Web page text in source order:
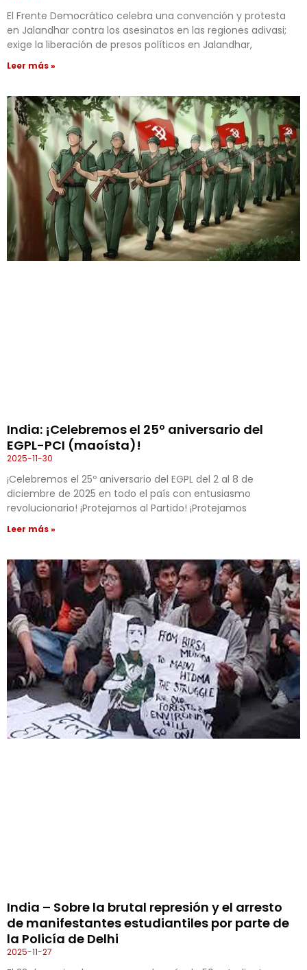
El Frente Democrático celebra una convención y protesta
en Jalandhar contra los asesinatos en las regiones adivasi;
exige la liberación de presos políticos en Jalandhar,
Leer más »
India: ¡Celebremos el 25º aniversario del
EGPL-PCI (maoísta)!
2025-11-30
¡Celebremos el 25º aniversario del EGPL del 2 al 8 de
diciembre de 2025 en todo el país con entusiasmo
revolucionario! ¡Protejamos al Partido! ¡Protejamos
Leer más »
India – Sobre la brutal represión y el arresto
de manifestantes estudiantiles por parte de
la Policía de Delhi
2025-11-27